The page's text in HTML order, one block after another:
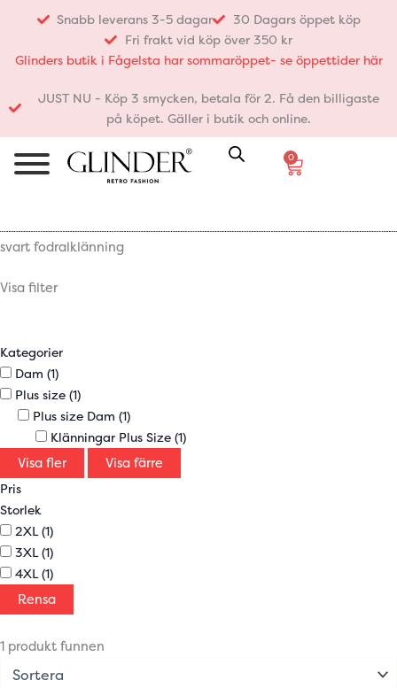
innehåll
Snabb leverans 3-5 dagar
30 Dagars öppet köp
Fri frakt vid köp över 350 kr
Glinders butik i Fågelsta har sommaröppet- se öppettider här
JUST NU - Köp 3 smycken, betala för 2. Få den billigaste
på köpet. Gäller i butik och online.
0
Varukorg
svart fodralklänning
Visa filter
Kategorier
Dam (1)
Plus size (1)
Plus size Dam (1)
Klänningar Plus Size (1)
Visa fler Visa färre
Pris
Storlek
2XL (1)
3XL (1)
4XL (1)
Rensa
1 produkt funnen